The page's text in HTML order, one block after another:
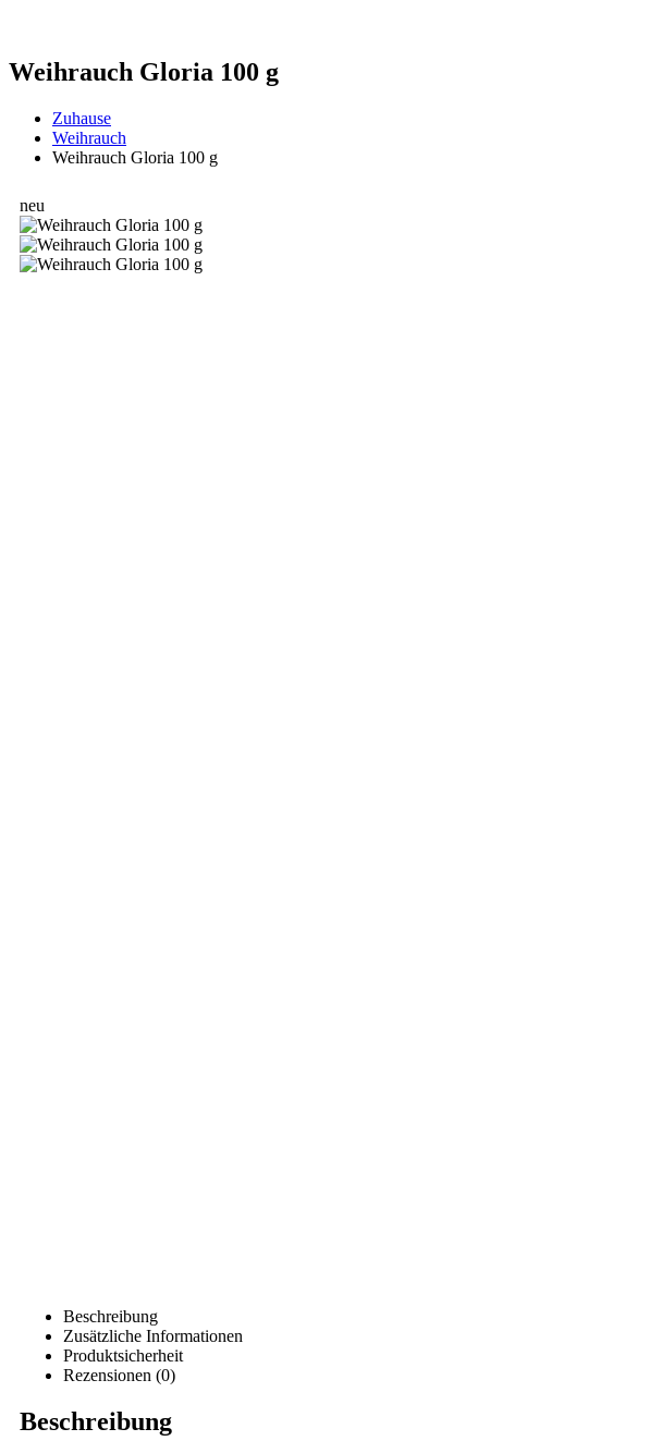
Weihrauch Gloria 100 g
Zuhause
Weihrauch
Weihrauch Gloria 100 g
neu
Beschreibung
Zusätzliche Informationen
Produktsicherheit
Rezensionen (0)
Beschreibung